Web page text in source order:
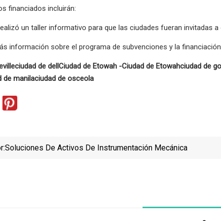
financiados incluirán:
un taller informativo para que las ciudades fueran invitadas
información sobre el programa de subvenciones y la
ciudad de dellCiudad de Etowah -Ciudad de Etowahciudad de
de manilaciudad de osceola
Soluciones De Activos De Instrumentación Mecánica